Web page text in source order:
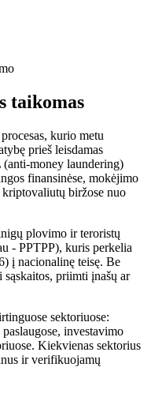
taikomas
kurio metu
prieš leisdamas
money laundering)
finansinėse, mokėjimo
biržose nuo
plovimo ir teroristų
- PPTPP), kuris perkelia
į nacionalinę teisę. Be
priimti įnašų ar
sektoriuose:
investavimo
Kiekvienas sektorius
ir verifikuojamų